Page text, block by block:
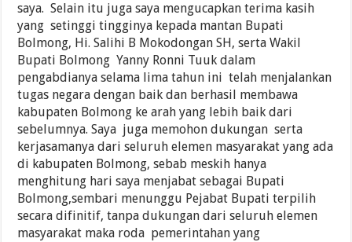
saya. Selain itu juga saya mengucapkan terima kasih
yang setinggi tingginya kepada mantan Bupati
Bolmong, Hi. Salihi B Mokodongan SH, serta Wakil
Bupati Bolmong Yanny Ronni Tuuk dalam
pengabdianya selama lima tahun ini telah menjalankan
tugas negara dengan baik dan berhasil membawa
kabupaten Bolmong ke arah yang lebih baik dari
sebelumnya. Saya juga memohon dukungan serta
kerjasamanya dari seluruh elemen masyarakat yang ada
di kabupaten Bolmong, sebab meskih hanya
menghitung hari saya menjabat sebagai Bupati
Bolmong,sembari menunggu Pejabat Bupati terpilih
secara difinitif, tanpa dukungan dari seluruh elemen
masyarakat maka roda pemerintahan yang